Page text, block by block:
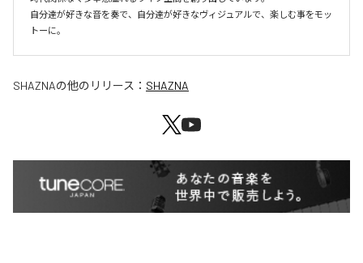
自分達が好きな音を奏で、自分達が好きなヴィジュアルで、楽しむ事をモッ
SHAZNAの他のリリース： SHAZNA